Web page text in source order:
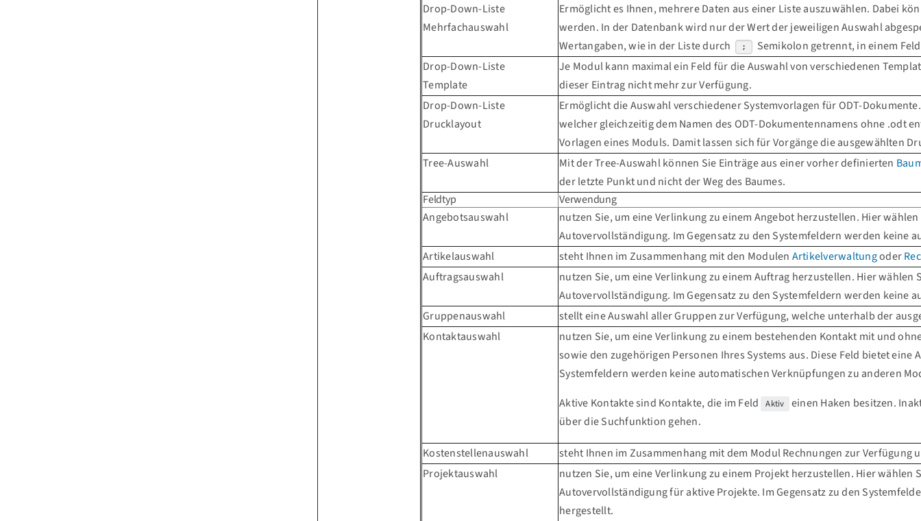
Drop-Down-Liste
Mehrfachauswahl
Ermöglicht es Ihnen, mehrere Daten aus einer Liste auszuwählen. Dabei
werden. In der Datenbank wird nur der Wert der jeweiligen Auswahl
Wertangaben, wie in der Liste durch
;
Semikolon getrennt, in einem
Drop-Down-Liste
Template
Je Modul kann maximal ein Feld für die Auswahl von verschiedenen
dieser Eintrag nicht mehr zur Verfügung.
Drop-Down-Liste
Drucklayout
Ermöglicht die Auswahl verschiedener Systemvorlagen für ODT-
welcher gleichzeitig dem Namen des ODT-Dokumentennamens ohne .odt
Vorlagen eines Moduls. Damit lassen sich für Vorgänge die ausgewählten
Tree-Auswahl
Mit der Tree-Auswahl können Sie Einträge aus einer vorher definierten
der letzte Punkt und nicht der Weg des Baumes.
Feldtyp
Verwendung
Angebotsauswahl
nutzen Sie, um eine Verlinkung zu einem Angebot herzustellen. Hier
Autovervollständigung. Im Gegensatz zu den Systemfeldern werden keine
Artikelauswahl
steht Ihnen im Zusammenhang mit den Modulen Artikelverwaltungoder
Auftragsauswahl
nutzen Sie, um eine Verlinkung zu einem Auftrag herzustellen. Hier wählen
Autovervollständigung. Im Gegensatz zu den Systemfeldern werden keine
Gruppenauswahl
stellt eine Auswahl aller Gruppen zur Verfügung, welche unterhalb der
Kontaktauswahl
nutzen Sie, um eine Verlinkung zu einem bestehenden Kontakt mit und
sowie den zugehörigen Personen Ihres Systems aus. Diese Feld bietet
Systemfeldern werden keine automatischen Verknüpfungen zu anderen
Aktive Kontakte sind Kontakte, die im Feld
Aktiv
einen Haken besitzen.
über die Suchfunktion gehen.
Kostenstellenauswahl
steht Ihnen im Zusammenhang mit dem Modul Rechnungen zur
Projektauswahl
nutzen Sie, um eine Verlinkung zu einem Projekt herzustellen. Hier wählen
Autovervollständigung für aktive Projekte. Im Gegensatz zu den
hergestellt.